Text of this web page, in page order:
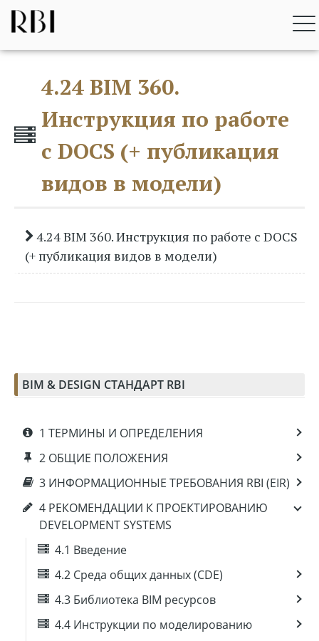
Перейти
содержимому
RBI BIM STANDARD
4.24 BIM 360.
Инструкция по работе
с DOCS (+ публикация
видов в модели)
4.24 BIM 360. Инструкция по работе с DOCS
(+ публикация видов в модели)
BIM & DESIGN СТАНДАРТ RBI
1 ТЕРМИНЫ И ОПРЕДЕЛЕНИЯ
2 ОБЩИЕ ПОЛОЖЕНИЯ
3 ИНФОРМАЦИОННЫЕ ТРЕБОВАНИЯ RBI (EIR)
4 РЕКОМЕНДАЦИИ К ПРОЕКТИРОВАНИЮ
DEVELOPMENT SYSTEMS
4.1 Введение
4.2 Среда общих данных (CDE)
4.3 Библиотека BIM ресурсов
4.4 Инструкции по моделированию